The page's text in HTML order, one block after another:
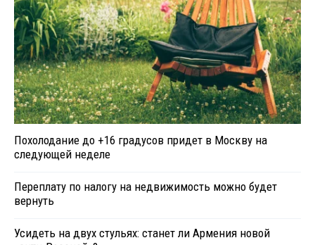
Похолодание до +16 градусов придет в Москву на
следующей неделе
Переплату по налогу на недвижимость можно будет
вернуть
Усидеть на двух стульях: станет ли Армения новой